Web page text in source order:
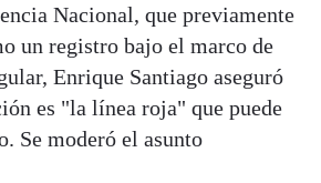
Nacional, que previamente
un registro bajo el marco de
Enrique Santiago aseguró
es "la línea roja" que puede
Se moderó el asunto